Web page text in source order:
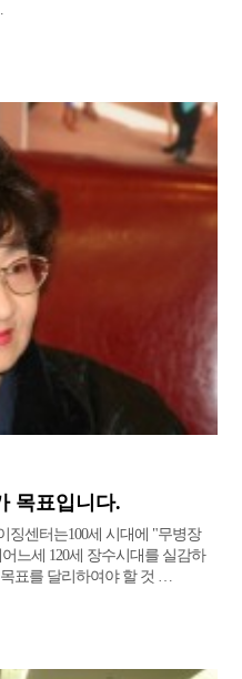
목표입니다.
징센터는100세 시대에 "무병장
느세 120세 장수시대를 실감하
표를 달리하여야 할 것 …